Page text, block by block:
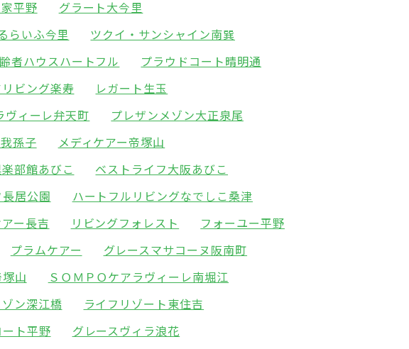
平野
グラート大今里
らいふ今里
ツクイ・サンシャイン南巽
者ハウスハートフル
プラウドコート晴明通
ビング楽寿
レガート生玉
ヴィーレ弁天町
プレザンメゾン大正泉尾
孫子
メディケアー帝塚山
部館あびこ
ベストライフ大阪あびこ
居公園
ハートフルリビングなでしこ桑津
ー長吉 リビングフォレスト
フォーユー平野
プラムケアー
グレースマサコーヌ阪南町
山
ＳＯＭＰＯケアラヴィーレ南堀江
ン深江橋
ライフリゾート東住吉
ト平野
グレースヴィラ浪花